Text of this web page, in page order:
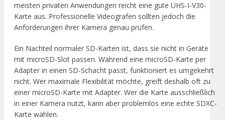
meisten privaten Anwendungen reicht eine gute UHS-I-V30-
Karte aus. Professionelle Videografen sollten jedoch die
Anforderungen ihrer Kamera genau prüfen.
Ein Nachteil normaler SD-Karten ist, dass sie nicht in Geräte
mit microSD-Slot passen. Während eine microSD-Karte per
Adapter in einen SD-Schacht passt, funktioniert es umgekehrt
nicht. Wer maximale Flexibilität möchte, greift deshalb oft zu
einer microSD-Karte mit Adapter. Wer die Karte ausschließlich
in einer Kamera nutzt, kann aber problemlos eine echte SDXC-
Karte wählen.